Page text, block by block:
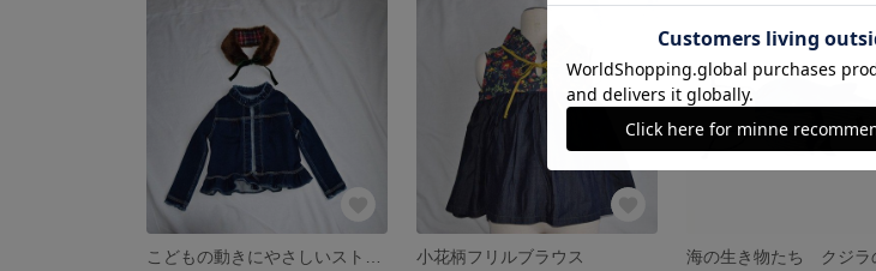
小花柄フリルブラウス